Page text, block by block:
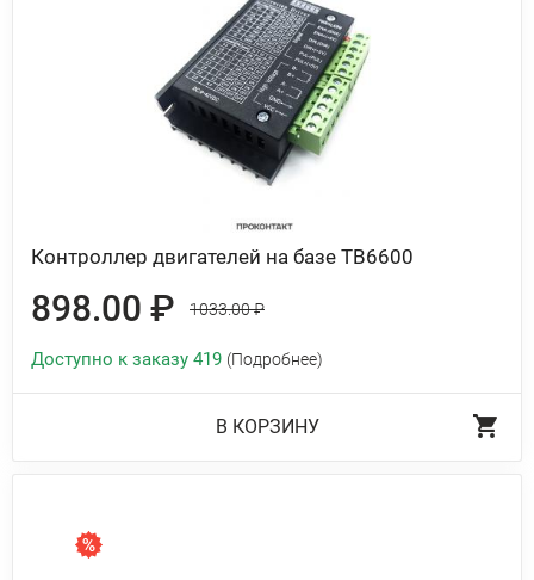
Контроллер двигателей на базе TB6600
898.00 ₽ 1033.00 ₽
Доступно к заказу 419 (Подробнее)
В КОРЗИНУ